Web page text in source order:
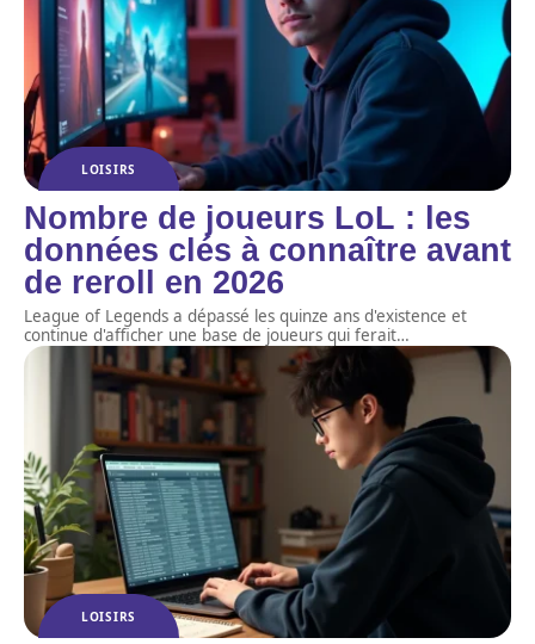
LOISIRS
Nombre de joueurs LoL : les
données clés à connaître avant
de reroll en 2026
League of Legends a dépassé les quinze ans d'existence et
continue d'afficher une base de joueurs qui ferait…
LOISIRS